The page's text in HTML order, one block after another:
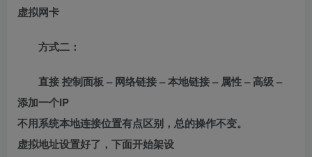
虚拟网卡
方式二：
直接 控制面板 – 网络链接 – 本地链接 – 属性 – 高级 –
添加一个IP
不用系统本地连接位置有点区别，总的操作不变。
虚拟地址设置好了，下面开始架设